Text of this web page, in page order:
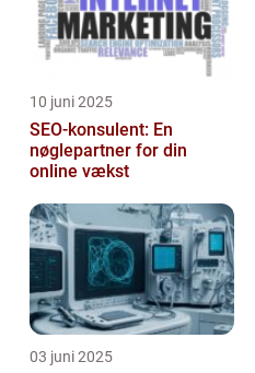
10 juni 2025
SEO-konsulent: En
nøglepartner for din
online vækst
03 juni 2025